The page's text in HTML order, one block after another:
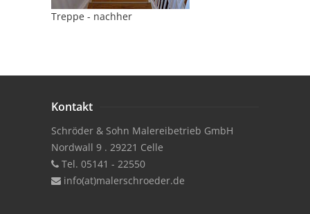
Treppe - nachher
Kontakt
Schröder & Sohn Malereibetrieb GmbH
Nordwall 9 . 29221 Celle
Tel. 05141 - 22550
info(at)malerschroeder.de